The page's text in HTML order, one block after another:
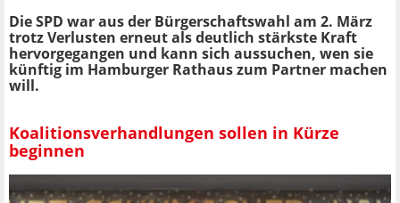
Die SPD war aus der Bürgerschaftswahl am 2. März
trotz Verlusten erneut als deutlich stärkste Kraft
hervorgegangen und kann sich aussuchen, wen sie
künftig im Hamburger Rathaus zum Partner machen
will.
Koalitionsverhandlungen sollen in Kürze
beginnen